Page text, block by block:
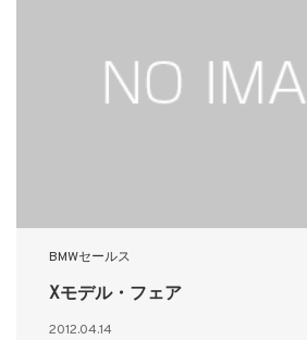
BMWセールス
Xモデル・フェア
2012.04.14